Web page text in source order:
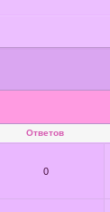
Ответов
0